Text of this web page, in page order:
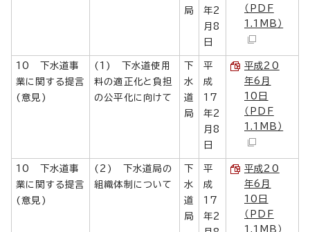
局
年2
月8
日
（PDF
1.1MB）
10 下水道事
業に関する提言
(意見)
(1) 下水道使用
料の適正化と負担
の公平化に向けて
下
水
道
局
平
成
17
年2
月8
日
平成20
年6月
10日
（PDF
1.1MB）
10 下水道事
業に関する提言
(意見)
(2) 下水道局の
組織体制について
下
水
道
局
平
成
17
年2
平成20
年6月
10日
（PDF
1.1MB）